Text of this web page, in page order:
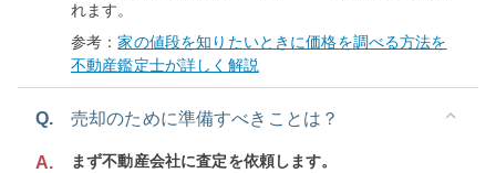
れます。
参考：家の値段を知りたいときに価格を調べる方法を
不動産鑑定士が詳しく解説
Q. 売却のために準備すべきことは？
A.
まず不動産会社に査定を依頼します。